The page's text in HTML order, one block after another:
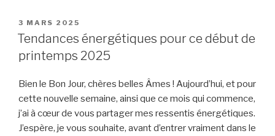
PUBLIÉ
LE
3 MARS 2025
Tendances énergétiques pour ce début de
printemps 2025
Bien le Bon Jour, chères belles Âmes ! Aujourd’hui, et pour
cette nouvelle semaine, ainsi que ce mois qui commence,
j’ai à cœur de vous partager mes ressentis énergétiques.
J’espère, je vous souhaite, avant d’entrer vraiment dans le